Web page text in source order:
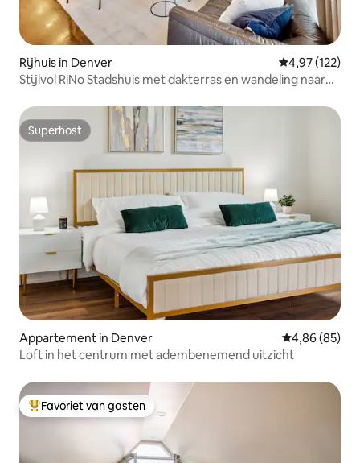
Rijhuis in Denver Gemiddelde
4,97 (122)
Stijlvol RiNo Stadshuis met dakterras en wandeling naar
Superhost
Superhost
Appartement in Denver Gemiddelde
4,86 (85)
Loft in het centrum met adembenemend uitzicht
Topfavoriet van gasten
Favoriet van gasten